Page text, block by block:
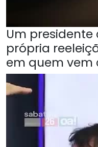
Um
própria
em quem vem